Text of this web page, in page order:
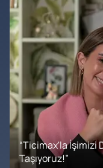
“Ticimax'la İşimizi
Taşıyoruz!”